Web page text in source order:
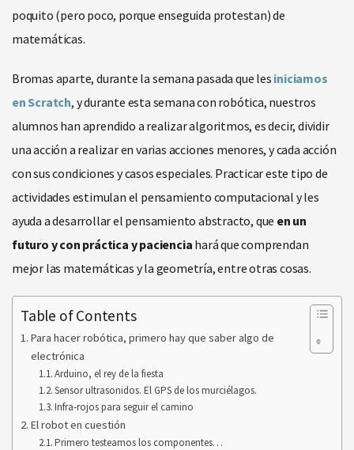
poquito (pero poco, porque enseguida protestan) de
matemáticas.
Bromas aparte, durante la semana pasada que les iniciamos
en Scratch, y durante esta semana con robótica, nuestros
alumnos han aprendido a realizar algoritmos, es decir, dividir
una acción a realizar en varias acciones menores, y cada acción
con sus condiciones y casos especiales. Practicar este tipo de
actividades estimulan el pensamiento computacional y les
ayuda a desarrollar el pensamiento abstracto, que en un
futuro y con práctica y paciencia hará que comprendan
mejor las matemáticas y la geometría, entre otras cosas.
Table of Contents
Para hacer robótica, primero hay que saber algo de
electrónica
Arduino, el rey de la fiesta
Sensor ultrasonidos. El GPS de los murciélagos.
Infra-rojos para seguir el camino
El robot en cuestión
Primero testeamos los componentes…